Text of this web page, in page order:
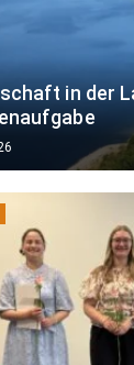
in der